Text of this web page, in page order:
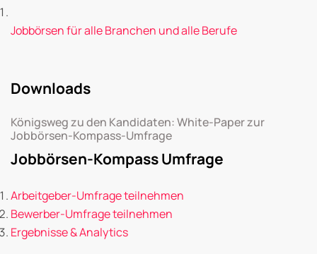
Jobbörsen für alle Branchen und alle Berufe
Downloads
Königsweg zu den Kandidaten: White-Paper zur
Jobbörsen-Kompass-Umfrage
Jobbörsen-Kompass Umfrage
Arbeitgeber-Umfrage teilnehmen
Bewerber-Umfrage teilnehmen
Ergebnisse & Analytics